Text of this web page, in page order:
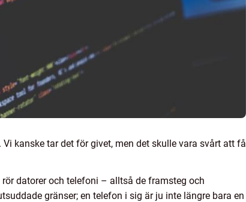
kanske tar det för givet, men det skulle vara svårt att få
datorer och telefoni – alltså de framsteg och
gränser; en telefon i sig är ju inte längre bara en